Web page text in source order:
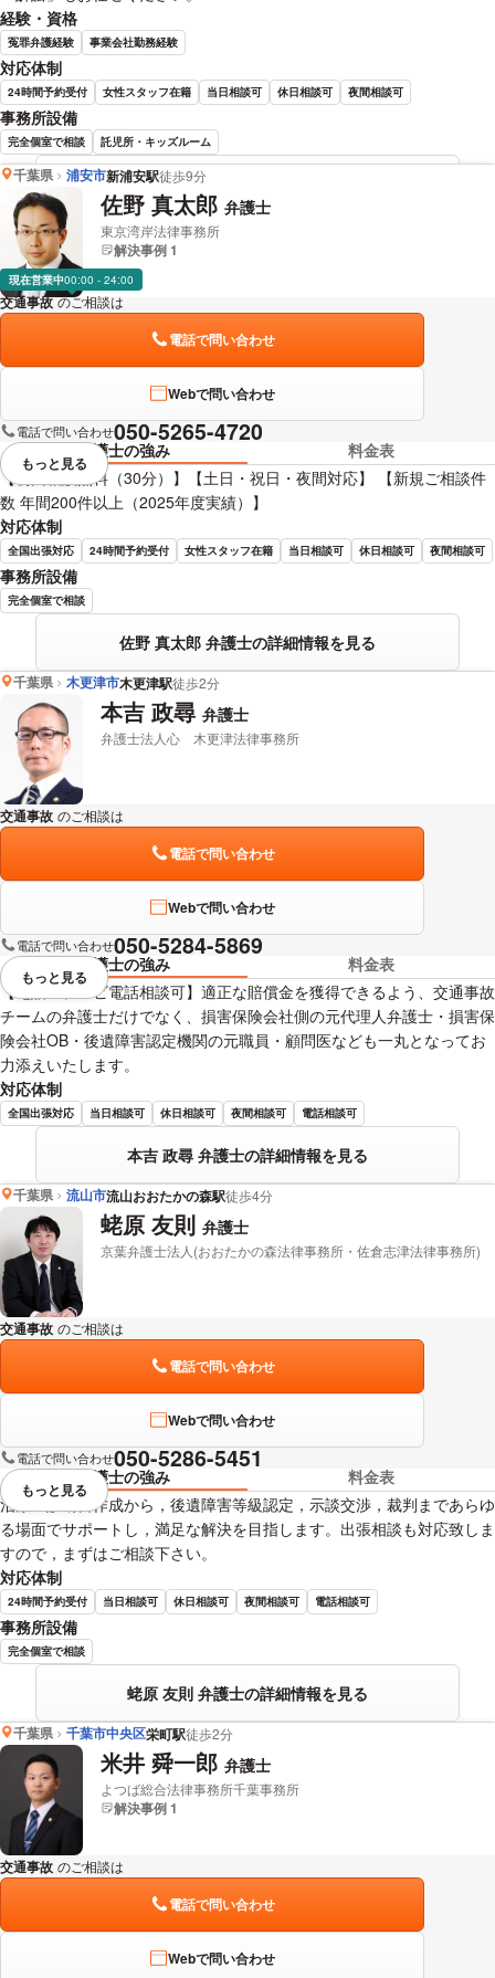
経験・資格
冤罪弁護経験 事業会社勤務経験
対応体制
24時間予約受付 女性スタッフ在籍 当日相談可 休日相談可 夜間相談可
事務所設備
完全個室で相談 託児所・キッズルーム
菊川 秀明 弁護士の詳細情報を見る
千葉県 浦安市新浦安駅徒歩9分
佐野 真太郎 弁護士
東京湾岸法律事務所
解決事例 1
現在営業中00:00 - 24:00
交通事故 のご相談は
電話で問い合わせ
Webで問い合わせ
電話で問い合わせ050-5265-4720
弁護士の強み
料金表
【初回相談無料（30分）】【土日・祝日・夜間対応】 【新規ご相談件
数 年間200件以上（2025年度実績）】
対応体制
全国出張対応 24時間予約受付 女性スタッフ在籍 当日相談可 休日相談可 夜間相談可
事務所設備
完全個室で相談
佐野 真太郎 弁護士の詳細情報を見る
視覚的に省略されている要素を
もっと見る
千葉県 木更津市木更津駅徒歩2分
本吉 政尋 弁護士
弁護士法人心 木更津法律事務所
交通事故 のご相談は
電話で問い合わせ
Webで問い合わせ
電話で問い合わせ050-5284-5869
弁護士の強み
料金表
【電話・テレビ電話相談可】適正な賠償金を獲得できるよう、交通事故
チームの弁護士だけでなく、損害保険会社側の元代理人弁護士・損害保
険会社OB・後遺障害認定機関の元職員・顧問医なども一丸となってお
力添えいたします。
対応体制
全国出張対応 当日相談可 休日相談可 夜間相談可 電話相談可
本吉 政尋 弁護士の詳細情報を見る
視覚的に省略されている要素を
もっと見る
千葉県 流山市流山おおたかの森駅徒歩4分
蛯原 友則 弁護士
京葉弁護士法人(おおたかの森法律事務所・佐倉志津法律事務所)
交通事故 のご相談は
電話で問い合わせ
Webで問い合わせ
電話で問い合わせ050-5286-5451
弁護士の強み
料金表
治療・診断書作成から，後遺障害等級認定，示談交渉，裁判まであらゆ
る場面でサポートし，満足な解決を目指します。出張相談も対応致しま
すので，まずはご相談下さい。
対応体制
24時間予約受付 当日相談可 休日相談可 夜間相談可 電話相談可
事務所設備
完全個室で相談
蛯原 友則 弁護士の詳細情報を見る
視覚的に省略されている要素を
もっと見る
千葉県 千葉市中央区栄町駅徒歩2分
米井 舜一郎 弁護士
よつば総合法律事務所千葉事務所
解決事例 1
交通事故 のご相談は
電話で問い合わせ
Webで問い合わせ